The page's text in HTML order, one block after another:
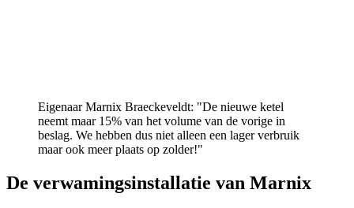
Eigenaar Marnix Braeckeveldt: "De nieuwe ketel
neemt maar 15% van het volume van de vorige in
beslag. We hebben dus niet alleen een lager verbruik
maar ook meer plaats op zolder!"
De verwamingsinstallatie van Marnix